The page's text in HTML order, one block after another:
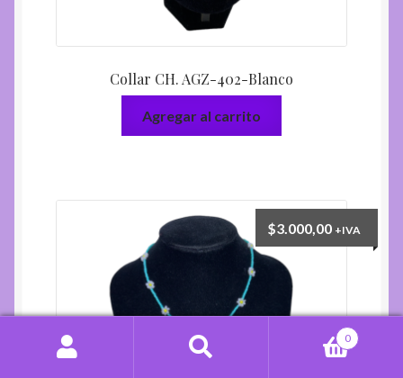
Collar CH. AGZ-402-Blanco
Agregar al carrito
$3.000,00 +IVA
0